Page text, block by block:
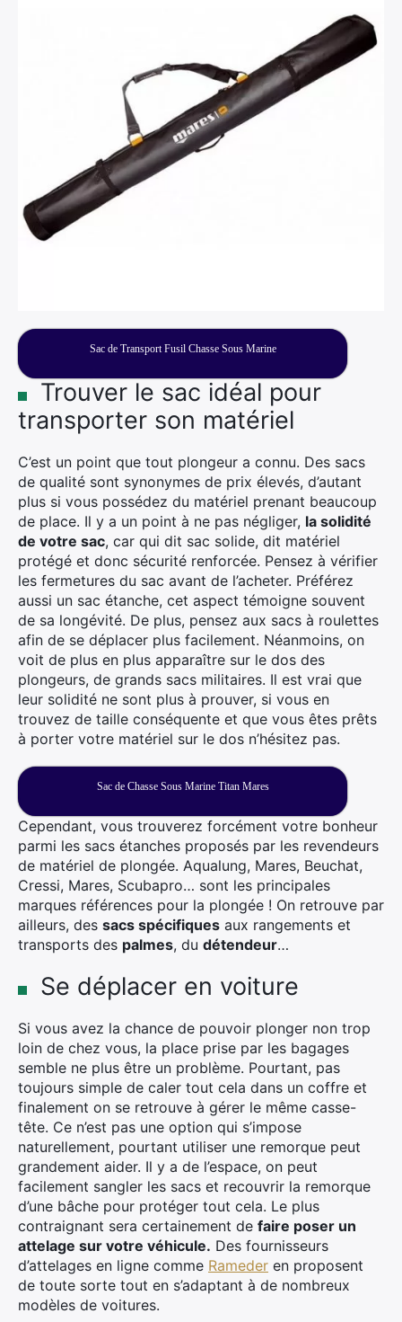
Sac de Transport Fusil Chasse Sous Marine
Trouver le sac idéal pour
transporter son matériel
C’est un point que tout plongeur a connu. Des sacs
de qualité sont synonymes de prix élevés, d’autant
plus si vous possédez du matériel prenant beaucoup
de place. Il y a un point à ne pas négliger, la solidité
de votre sac, car qui dit sac solide, dit matériel
protégé et donc sécurité renforcée. Pensez à vérifier
les fermetures du sac avant de l’acheter. Préférez
aussi un sac étanche, cet aspect témoigne souvent
de sa longévité. De plus, pensez aux sacs à roulettes
afin de se déplacer plus facilement. Néanmoins, on
voit de plus en plus apparaître sur le dos des
plongeurs, de grands sacs militaires. Il est vrai que
leur solidité ne sont plus à prouver, si vous en
trouvez de taille conséquente et que vous êtes prêts
à porter votre matériel sur le dos n’hésitez pas.
Sac de Chasse Sous Marine Titan Mares
Cependant, vous trouverez forcément votre bonheur
parmi les sacs étanches proposés par les revendeurs
de matériel de plongée. Aqualung, Mares, Beuchat,
Cressi, Mares, Scubapro… sont les principales
marques références pour la plongée ! On retrouve par
ailleurs, des sacs spécifiques aux rangements et
transports des palmes, du détendeur…
Se déplacer en voiture
Si vous avez la chance de pouvoir plonger non trop
loin de chez vous, la place prise par les bagages
semble ne plus être un problème. Pourtant, pas
toujours simple de caler tout cela dans un coffre et
finalement on se retrouve à gérer le même casse-
tête. Ce n’est pas une option qui s’impose
naturellement, pourtant utiliser une remorque peut
grandement aider. Il y a de l’espace, on peut
facilement sangler les sacs et recouvrir la remorque
d’une bâche pour protéger tout cela. Le plus
contraignant sera certainement de faire poser un
attelage sur votre véhicule. Des fournisseurs
d’attelages en ligne comme Rameder en proposent
de toute sorte tout en s’adaptant à de nombreux
modèles de voitures.